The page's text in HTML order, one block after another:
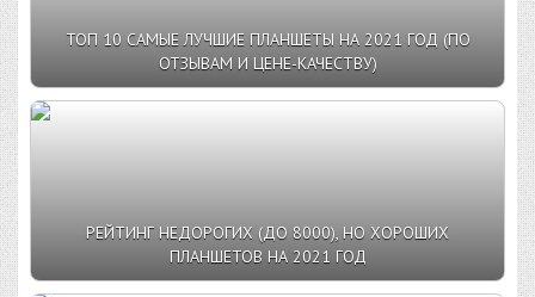
ТОП 10 CАМЫЕ ЛУЧШИЕ ПЛАНШЕТЫ НА 2021 ГОД (ПО
ОТЗЫВАМ И ЦЕНЕ-КАЧЕСТВУ)
РЕЙТИНГ НЕДОРОГИХ (ДО 8000), НО ХОРОШИХ
ПЛАНШЕТОВ НА 2021 ГОД